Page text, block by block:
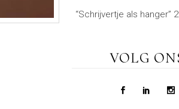
“Schrijvertje als hanger”
VOLG